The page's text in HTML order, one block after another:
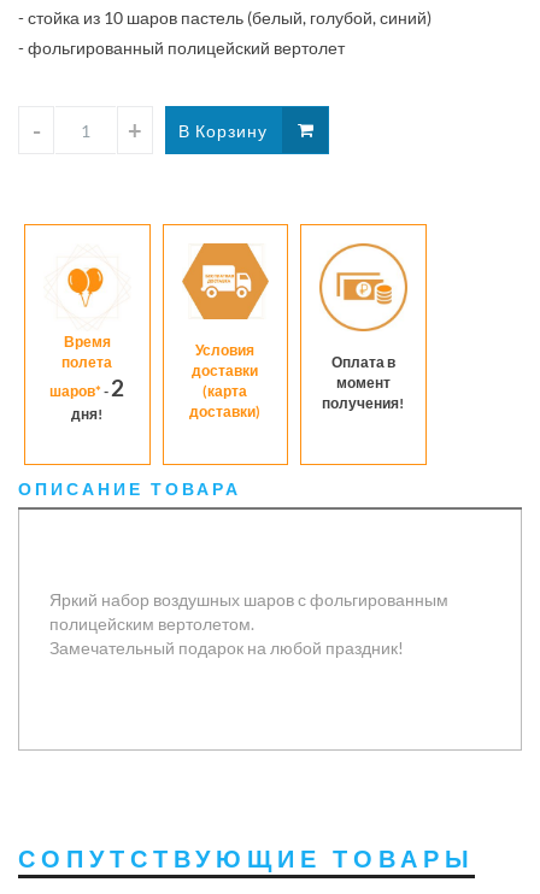
- стойка из 10 шаров пастель (белый, голубой, синий)
- фольгированный полицейский вертолет
Время
полета
шаров*- 2
дня!
Условия
доставки
(карта
доставки)
Оплата в
момент
получения!
ОПИСАНИЕ ТОВАРА
Яркий набор воздушных шаров с фольгированным
полицейским вертолетом.
Замечательный подарок на любой праздник!
СОПУТСТВУЮЩИЕ ТОВАРЫ